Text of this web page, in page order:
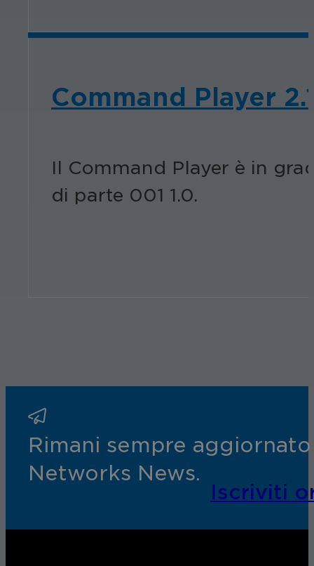
Command Player
Il Command Player è in
di parte 001 1.0.
Rimani sempre
Networks News.
Iscriviti